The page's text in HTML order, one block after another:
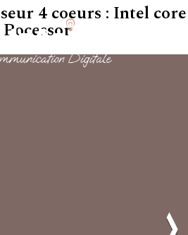
4 coeurs : Intel core